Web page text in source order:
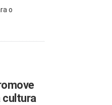
o
cultura